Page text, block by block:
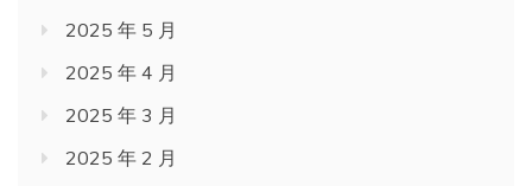
2025 年 5 月
2025 年 4 月
2025 年 3 月
2025 年 2 月